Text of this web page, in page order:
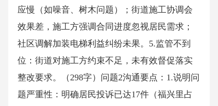
应慢（如噪音、树木问题）；街道施工协调会
效果差，施工方强调合同进度忽视居民需求；
社区调解加装电梯利益纠纷未果。5.监管不到
位：街道对施工方约束不足，未有效督促落实
整改要求。（298字）问题2沟通要点：1.说明问
题严重性：明确居民投诉已达17件（福兴里占